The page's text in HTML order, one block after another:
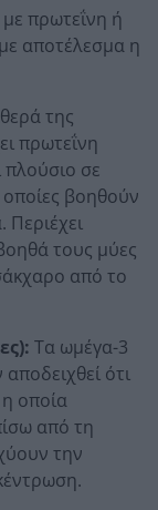
πρωτεΐνη ή
αποτέλεσμα η
της
πρωτεΐνη
πλούσιο σε
οποίες βοηθούν
τους μύες
από το
Τα ωμέγα-3
ότι
οποία
από τη
την